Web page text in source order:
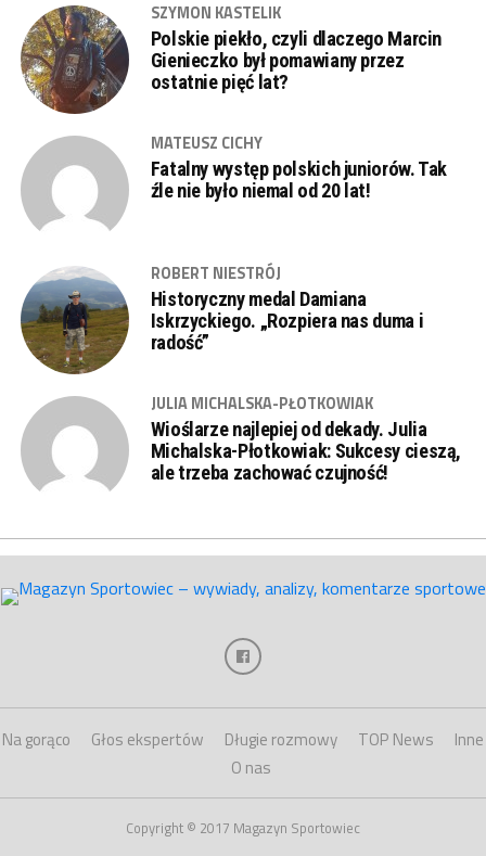
SZYMON KASTELIK
Polskie piekło, czyli dlaczego Marcin
Gienieczko był pomawiany przez
ostatnie pięć lat?
MATEUSZ CICHY
Fatalny występ polskich juniorów. Tak
źle nie było niemal od 20 lat!
ROBERT NIESTRÓJ
Historyczny medal Damiana
Iskrzyckiego. „Rozpiera nas duma i
radość”
JULIA MICHALSKA-PŁOTKOWIAK
Wioślarze najlepiej od dekady. Julia
Michalska-Płotkowiak: Sukcesy cieszą,
ale trzeba zachować czujność!
Na gorąco Głos ekspertów Długie rozmowy TOP News
Inne
O nas
Copyright © 2017 Magazyn Sportowiec